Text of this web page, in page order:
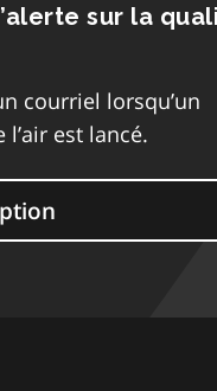
sur la
courriel lorsqu’un
est lancé.